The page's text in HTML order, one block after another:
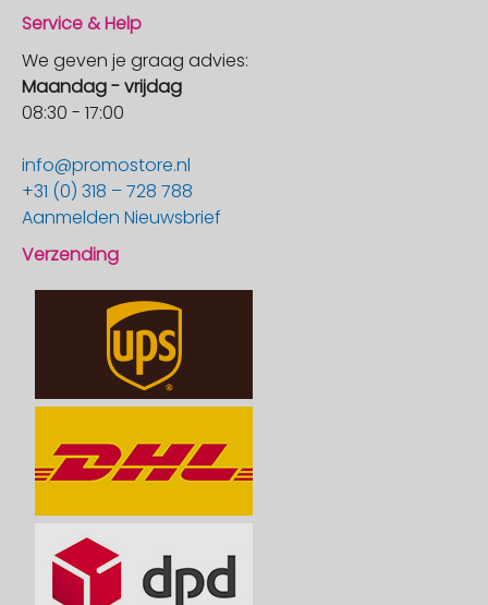
Service & Help
We geven je graag advies:
Maandag - vrijdag
08:30 - 17:00
info@promostore.nl
+31 (0) 318 – 728 788
Aanmelden Nieuwsbrief
Verzending